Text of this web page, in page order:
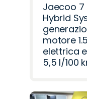
Jaecoo 7
Hybrid
motore
elettrica
5,5 l/100